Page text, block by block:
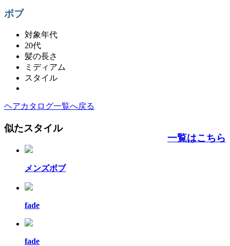
ボブ
対象年代
20代
髪の長さ
ミディアム
スタイル
ヘアカタログ一覧へ戻る
似たスタイル
一覧はこちら
メンズボブ
fade
fade